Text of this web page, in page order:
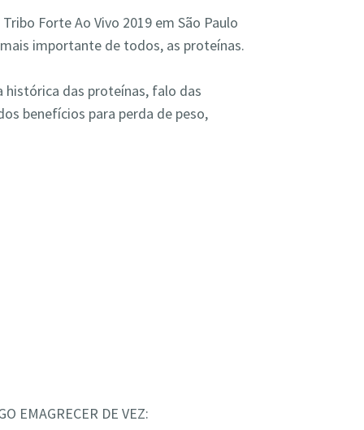
Forte Ao Vivo 2019 em São Paulo
importante de todos, as proteínas.
das proteínas, falo das
benefícios para perda de peso,
EMAGRECER DE VEZ: